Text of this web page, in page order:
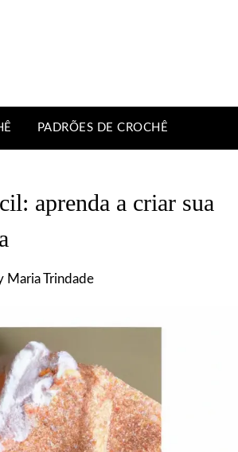
PADRÕES DE CROCHÊ
aprenda a criar sua
Maria Trindade